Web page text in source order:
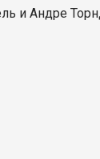
и Андре